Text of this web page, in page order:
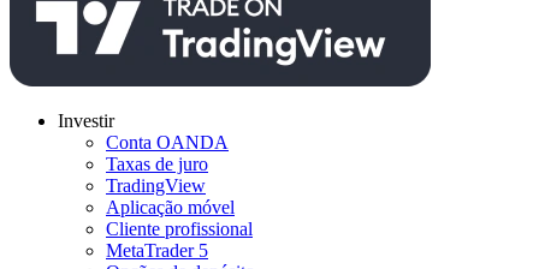
Investir
Conta OANDA
Taxas de juro
TradingView
Aplicação móvel
Cliente profissional
MetaTrader 5